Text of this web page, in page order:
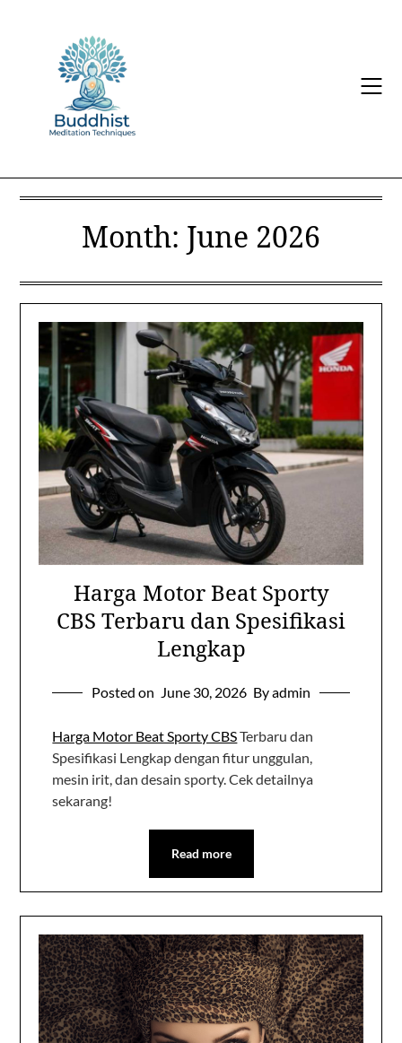
Month: June 2026
Harga Motor Beat Sporty
CBS Terbaru dan Spesifikasi
Lengkap
Posted on June 30, 2026 By admin
Harga Motor Beat Sporty CBSTerbaru dan
Spesifikasi Lengkap dengan fitur unggulan,
mesin irit, dan desain sporty. Cek detailnya
sekarang!
Read more